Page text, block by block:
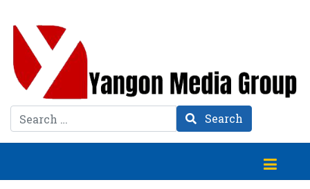
Search Search